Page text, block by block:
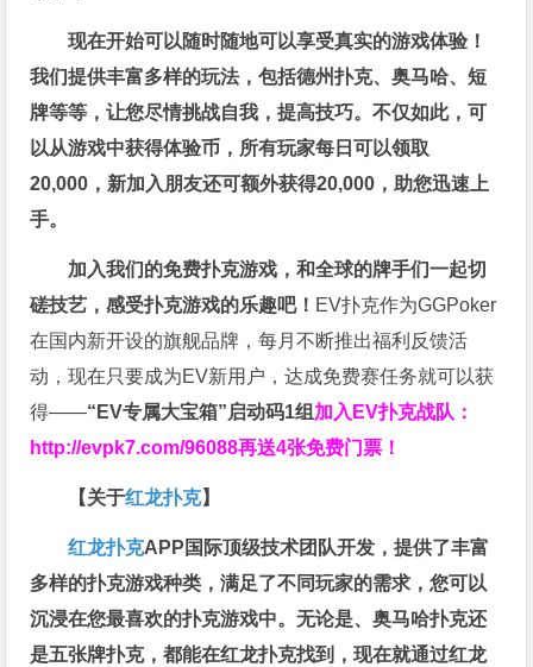
现在开始可以随时随地可以享受真实的游戏体验！
我们提供丰富多样的玩法，包括德州扑克、奥马哈、短
牌等等，让您尽情挑战自我，提高技巧。不仅如此，可
以从游戏中获得体验币，所有玩家每日可以领取
20,000，新加入朋友还可额外获得20,000，助您迅速上
手。
加入我们的免费扑克游戏，和全球的牌手们一起切
磋技艺，感受扑克游戏的乐趣吧！ EV扑克作为GGPoker
在国内新开设的旗舰品牌，每月不断推出福利反馈活
动，现在只要成为EV新用户，达成免费赛任务就可以获
得——“EV专属大宝箱”启动码1组 加入EV扑克战队：
http://evpk7.com/96088再送4张免费门票！
【关于红龙扑克】
红龙扑克APP国际顶级技术团队开发，提供了丰富
多样的扑克游戏种类，满足了不同玩家的需求，您可以
沉浸在您最喜欢的扑克游戏中。无论是、奥马哈扑克还
是五张牌扑克，都能在红龙扑克找到，现在就通过红龙